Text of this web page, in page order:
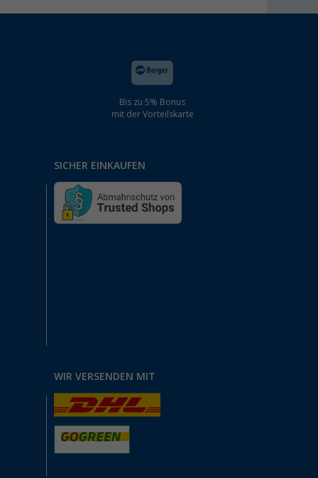
Bis zu 5% Bonus
mit der Vorteilskarte
SICHER EINKAUFEN
WIR VERSENDEN MIT